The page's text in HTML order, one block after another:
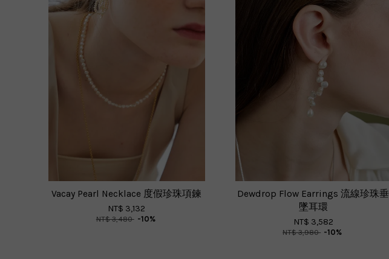
Vacay Pearl Necklace 度假珍珠項鍊
NT$ 3,132
NT$ 3,480 -10%
Dewdrop Flow Earrings 流線珍珠垂
墜耳環
NT$ 3,582
NT$ 3,980 -10%